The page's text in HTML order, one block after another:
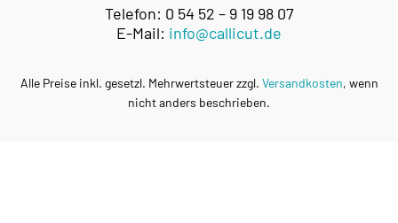
Telefon: 0 54 52 – 9 19 98 07
E-Mail: info@callicut.de
Alle Preise inkl. gesetzl. Mehrwertsteuer zzgl. Versandkosten, wenn
nicht anders beschrieben.